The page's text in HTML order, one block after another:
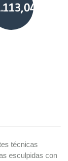
técnicas
esculpidas con